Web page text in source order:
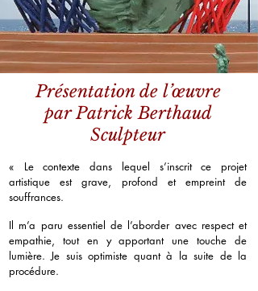
Présentation de l’œuvre
par Patrick Berthaud
Sculpteur
« Le contexte dans lequel s’inscrit ce projet
artistique est grave, profond et empreint de
souffrances.
Il m’a paru essentiel de l’aborder avec respect et
empathie, tout en y apportant une touche de
lumière. Je suis optimiste quant à la suite de la
procédure.